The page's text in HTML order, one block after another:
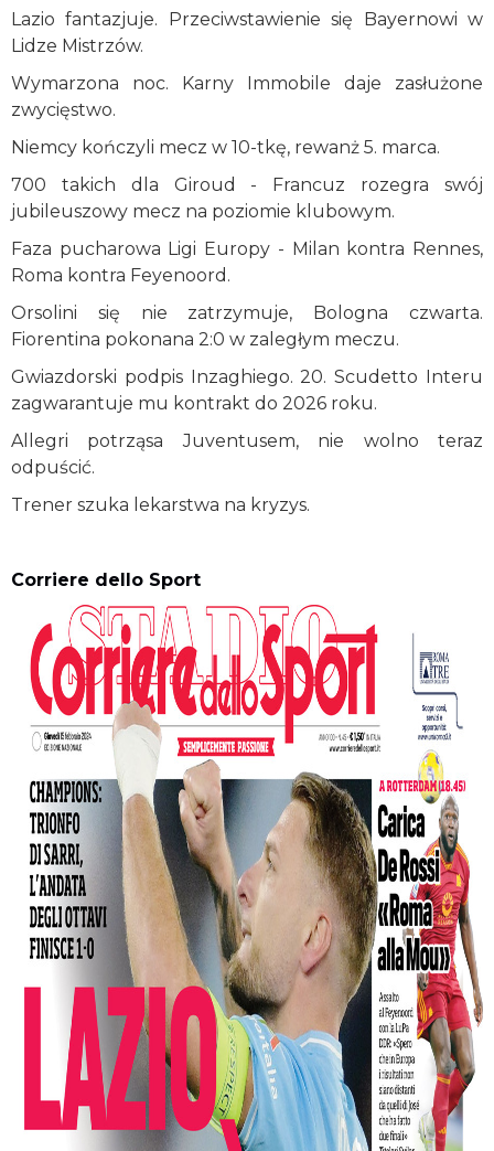
Lazio fantazjuje. Przeciwstawienie się Bayernowi w
Lidze Mistrzów.
Wymarzona noc. Karny Immobile daje zasłużone
zwycięstwo.
Niemcy kończyli mecz w 10-tkę, rewanż 5. marca.
700 takich dla Giroud - Francuz rozegra swój
jubileuszowy mecz na poziomie klubowym.
Faza pucharowa Ligi Europy - Milan kontra Rennes,
Roma kontra Feyenoord.
Orsolini się nie zatrzymuje, Bologna czwarta.
Fiorentina pokonana 2:0 w zaległym meczu.
Gwiazdorski podpis Inzaghiego. 20. Scudetto Interu
zagwarantuje mu kontrakt do 2026 roku.
Allegri potrząsa Juventusem, nie wolno teraz
odpuścić.
Trener szuka lekarstwa na kryzys.
Corriere dello Sport